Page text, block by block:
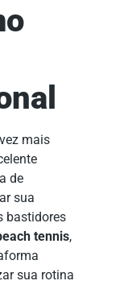
mais
de
sua
bastidores
tennis,
sua rotina